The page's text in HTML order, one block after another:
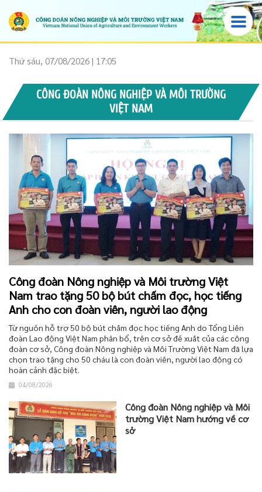
Thứ sáu, 07/08/2026 | 17:05
CÔNG ĐOÀN NÔNG NGHIỆP VÀ MÔI TRƯỜNG
VIỆT NAM
Công đoàn Nông nghiệp và Môi trường Việt
Nam trao tặng 50 bộ bút chấm đọc, học tiếng
Anh cho con đoàn viên, người lao động
Từ nguồn hỗ trợ 50 bộ bút chấm đọc học tiếng Anh do Tổng Liên
đoàn Lao động Việt Nam phân bổ, trên cơ sở đề xuất của các công
đoàn cơ sở, Công đoàn Nông nghiệp và Môi Trường Việt Nam đã lựa
chọn trao tặng cho 50 cháu là con đoàn viên, người lao động có
hoàn cảnh đặc biệt.
04/08/2026
Công đoàn Nông nghiệp và Môi
trường Việt Nam hướng về cơ
sở